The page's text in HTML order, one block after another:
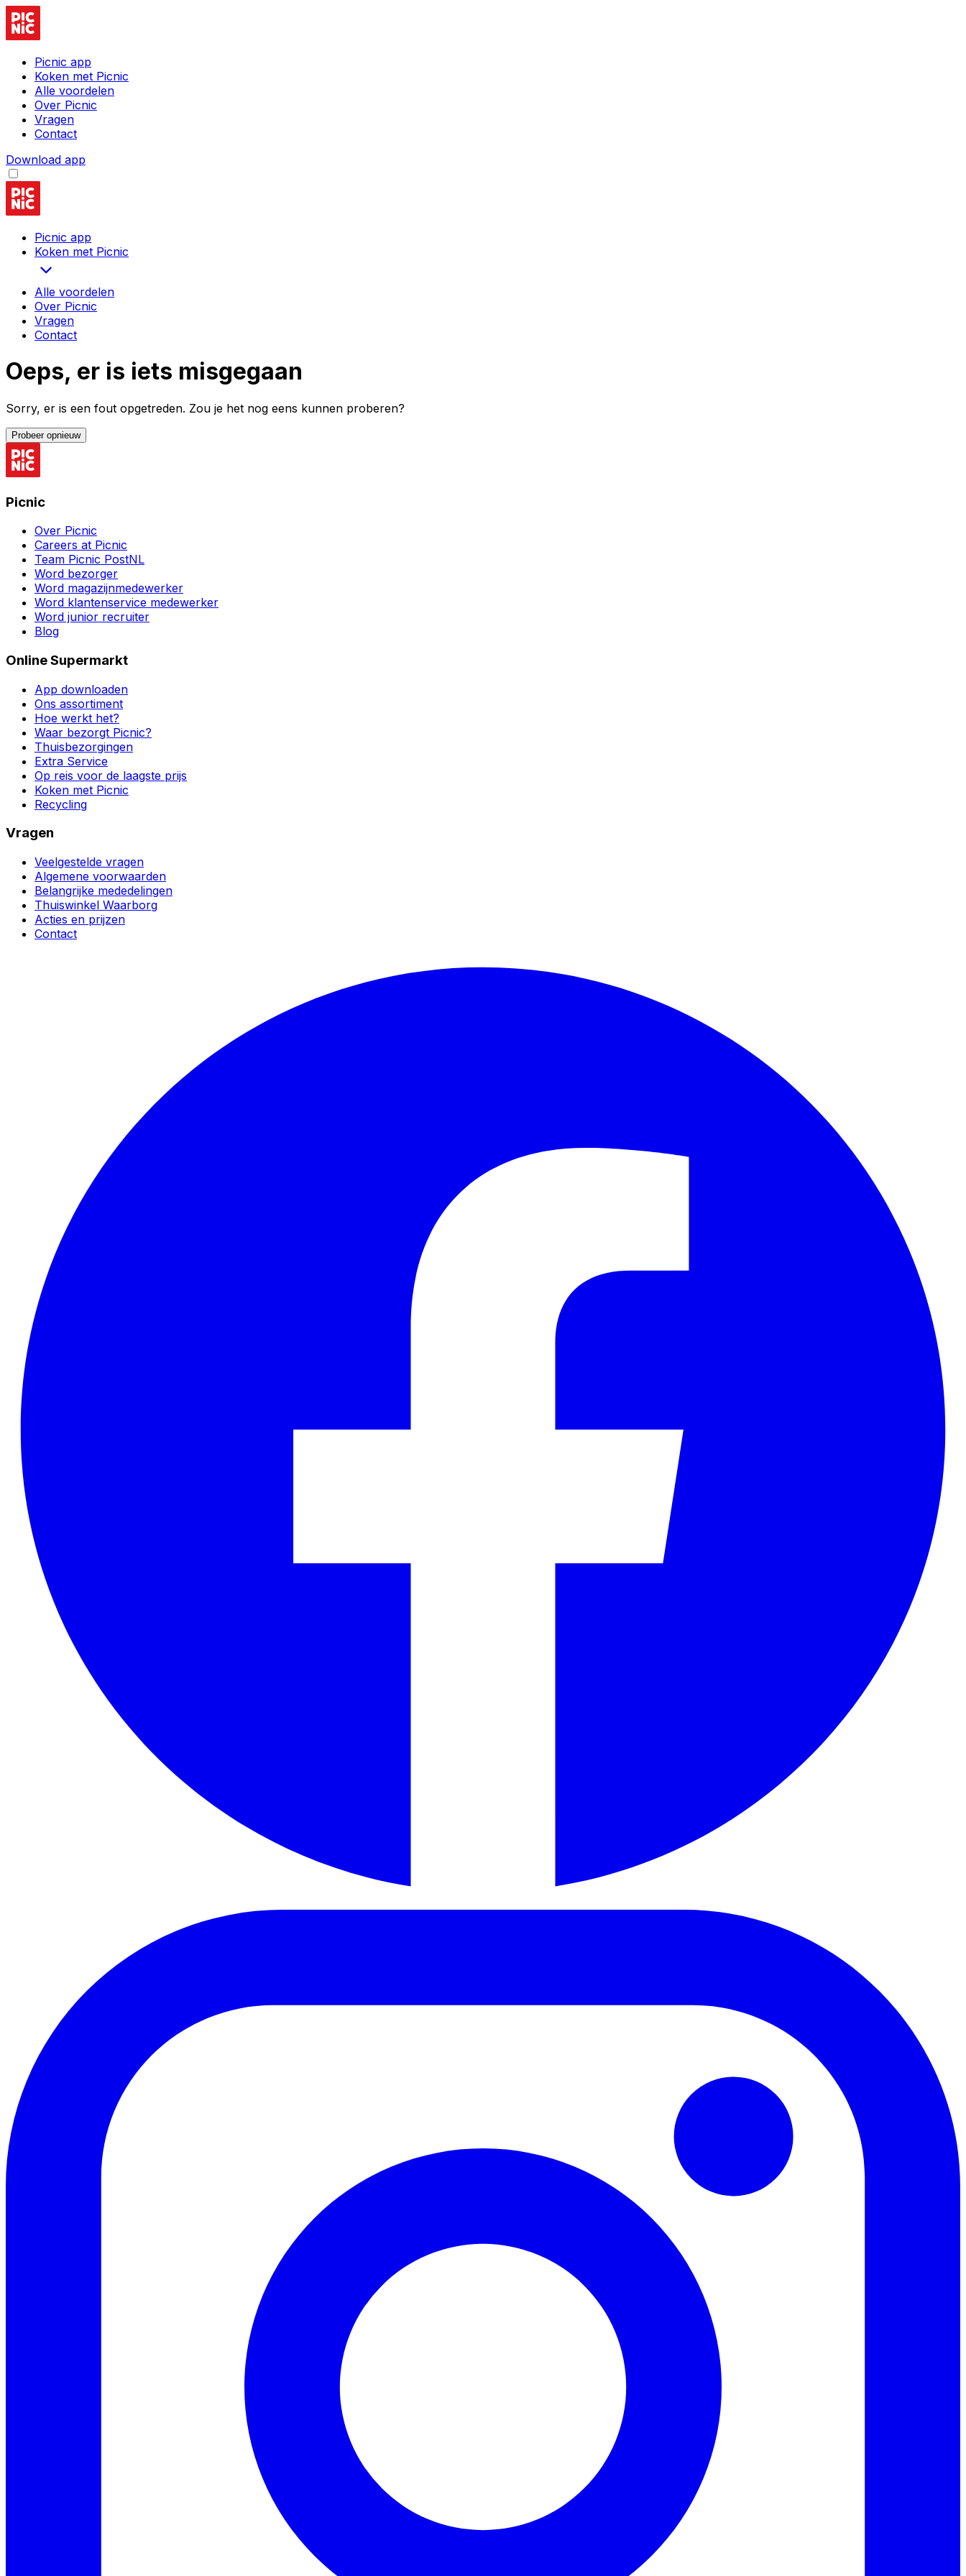
Picnic app
Koken met Picnic
Alle voordelen
Over Picnic
Vragen
Contact
Download app
Picnic app
Koken met Picnic
Alle voordelen
Over Picnic
Vragen
Contact
Oeps, er is iets misgegaan
Sorry, er is een fout opgetreden. Zou je het nog eens kunnen proberen?
Probeer opnieuw
Picnic
Over Picnic
Careers at Picnic
Team Picnic PostNL
Word bezorger
Word magazijnmedewerker
Word klantenservice medewerker
Word junior recruiter
Blog
Online Supermarkt
App downloaden
Ons assortiment
Hoe werkt het?
Waar bezorgt Picnic?
Thuisbezorgingen
Extra Service
Op reis voor de laagste prijs
Koken met Picnic
Recycling
Vragen
Veelgestelde vragen
Algemene voorwaarden
Belangrijke mededelingen
Thuiswinkel Waarborg
Acties en prijzen
Contact